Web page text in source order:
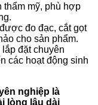
thẩm mỹ, phù hợp
đo đạc, cắt gọt
cho sản phẩm.
lắp đặt chuyên
các hoạt động sinh
nghiệp là
lòng lâu dài